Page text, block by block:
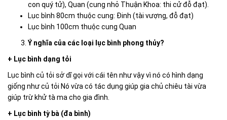
con quý tử), Quan (cung nhỏ Thuận Khoa: thi cử đỗ đạt).
Lục bình 80cm thuộc cung: Đinh (tài vượng, đỗ đạt)
Lục bình 100cm thuộc cung Quan
Ý nghĩa của các loại lục bình phong thủy?
+ Lục bình dạng tỏi
Lục bình củ tỏi sở dĩ gọi với cái tên như vậy vì nó có hình dạng
giống như củ tỏi Nó vừa có tác dụng giúp gia chủ chiêu tài vừa
giúp trừ khử tà ma cho gia đình.
+ Lục bình tỳ bà (đa bình)